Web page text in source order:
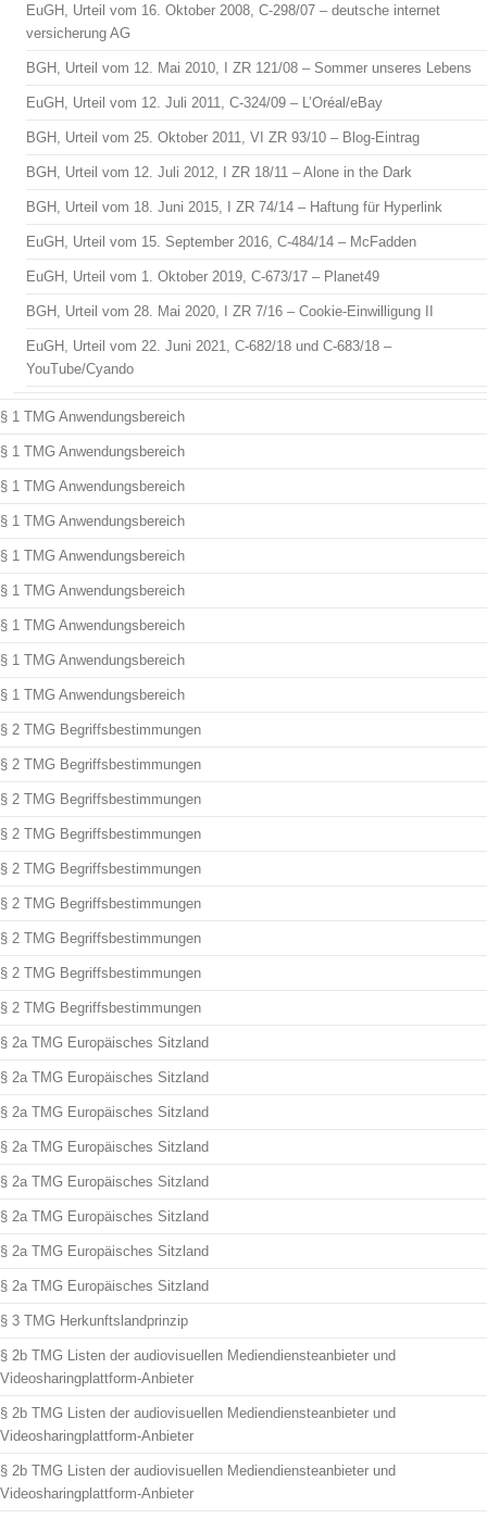
EuGH, Urteil vom 16. Oktober 2008, C-298/07 – deutsche internet
versicherung AG
BGH, Urteil vom 12. Mai 2010, I ZR 121/08 – Sommer unseres Lebens
EuGH, Urteil vom 12. Juli 2011, C-324/09 – L’Oréal/eBay
BGH, Urteil vom 25. Oktober 2011, VI ZR 93/10 – Blog-Eintrag
BGH, Urteil vom 12. Juli 2012, I ZR 18/11 – Alone in the Dark
BGH, Urteil vom 18. Juni 2015, I ZR 74/14 – Haftung für Hyperlink
EuGH, Urteil vom 15. September 2016, C-484/14 – McFadden
EuGH, Urteil vom 1. Oktober 2019, C-673/17 – Planet49
BGH, Urteil vom 28. Mai 2020, I ZR 7/16 – Cookie-Einwilligung II
EuGH, Urteil vom 22. Juni 2021, C-682/18 und C-683/18 –
YouTube/Cyando
§ 1 TMG Anwendungsbereich
§ 1 TMG Anwendungsbereich
§ 1 TMG Anwendungsbereich
§ 1 TMG Anwendungsbereich
§ 1 TMG Anwendungsbereich
§ 1 TMG Anwendungsbereich
§ 1 TMG Anwendungsbereich
§ 1 TMG Anwendungsbereich
§ 1 TMG Anwendungsbereich
§ 2 TMG Begriffsbestimmungen
§ 2 TMG Begriffsbestimmungen
§ 2 TMG Begriffsbestimmungen
§ 2 TMG Begriffsbestimmungen
§ 2 TMG Begriffsbestimmungen
§ 2 TMG Begriffsbestimmungen
§ 2 TMG Begriffsbestimmungen
§ 2 TMG Begriffsbestimmungen
§ 2 TMG Begriffsbestimmungen
§ 2a TMG Europäisches Sitzland
§ 2a TMG Europäisches Sitzland
§ 2a TMG Europäisches Sitzland
§ 2a TMG Europäisches Sitzland
§ 2a TMG Europäisches Sitzland
§ 2a TMG Europäisches Sitzland
§ 2a TMG Europäisches Sitzland
§ 2a TMG Europäisches Sitzland
§ 3 TMG Herkunftslandprinzip
§ 2b TMG Listen der audiovisuellen Mediendiensteanbieter und
Videosharingplattform-Anbieter
§ 2b TMG Listen der audiovisuellen Mediendiensteanbieter und
Videosharingplattform-Anbieter
§ 2b TMG Listen der audiovisuellen Mediendiensteanbieter und
Videosharingplattform-Anbieter